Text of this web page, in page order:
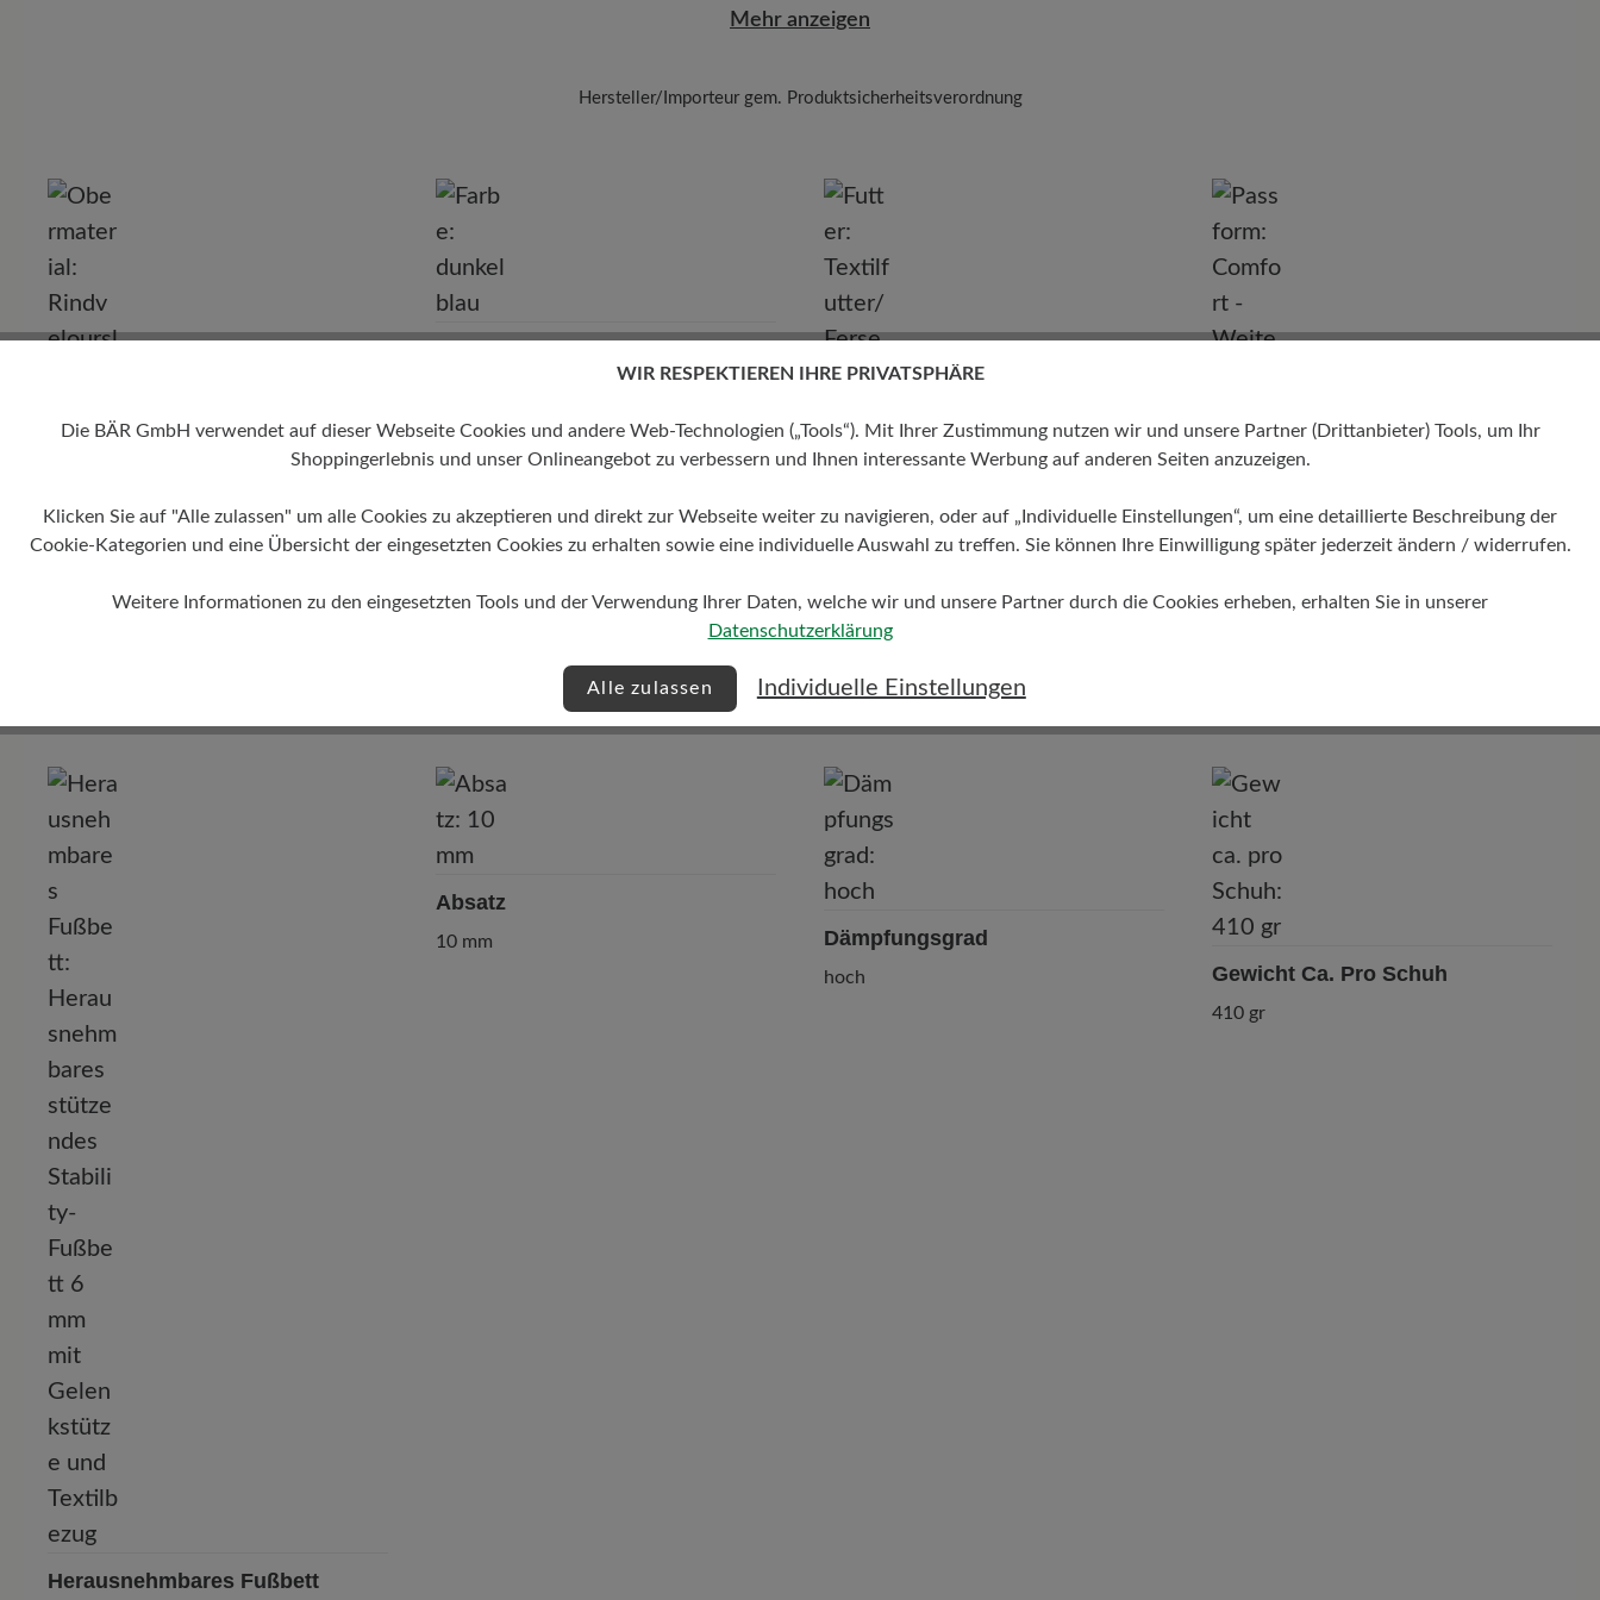
Mehr anzeigen
Hersteller/Importeur gem. Produktsicherheitsverordnung
Pleidelsheimer Str. 15/1, 74321 Bietigheim-Bissingen, Deutschland
kundenbetreuung@baer-schuhe.de
Telefon: 0800 51 65 65 56 (gebührenfrei)
Futter
Herausnehmbares Fußbett
Absatz
10 mm Dämpfungsgrad
hoch Gewicht Ca. Pro Schuh
410 gr
WIR RESPEKTIEREN IHRE PRIVATSPHÄRE
Die BÄR GmbH verwendet auf dieser Webseite Cookies und andere Web-Technologien („Tools“). Mit Ihrer Zustimmung nutzen wir und unsere Partner (Drittanbieter) Tools, um Ihr
Shoppingerlebnis und unser Onlineangebot zu verbessern und Ihnen interessante Werbung auf anderen Seiten anzuzeigen.
Klicken Sie auf "Alle zulassen" um alle Cookies zu akzeptieren und direkt zur Webseite weiter zu navigieren, oder auf „Individuelle Einstellungen“, um eine detaillierte Beschreibung der
Cookie-Kategorien und eine Übersicht der eingesetzten Cookies zu erhalten sowie eine individuelle Auswahl zu treffen. Sie können Ihre Einwilligung später jederzeit ändern / widerrufen.
Weitere Informationen zu den eingesetzten Tools und der Verwendung Ihrer Daten, welche wir und unsere Partner durch die Cookies erheben, erhalten Sie in unserer
Datenschutzerklärung
Alle zulassen Individuelle Einstellungen